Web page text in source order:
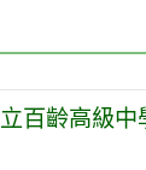
百齡高級